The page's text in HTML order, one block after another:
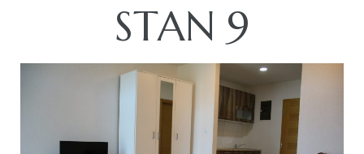
STAN 9